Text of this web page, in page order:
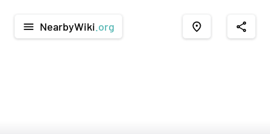
menu NearbyWiki .org place share